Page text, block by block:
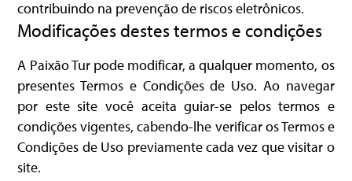
contribuindo na prevenção de riscos eletrônicos.
Modificações destes termos e condições
A Paixão Tur pode modificar, a qualquer momento, os
presentes Termos e Condições de Uso. Ao navegar
por este site você aceita guiar-se pelos termos e
condições vigentes, cabendo-lhe verificar os Termos e
Condições de Uso previamente cada vez que visitar o
site.